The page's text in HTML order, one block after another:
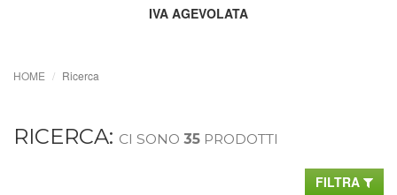
IVA AGEVOLATA
HOME Ricerca
RICERCA: CI SONO 35 PRODOTTI
FILTRA